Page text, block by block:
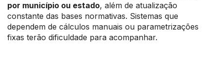
por município ou estado, além de atualização
constante das bases normativas. Sistemas que
dependem de cálculos manuais ou parametrizações
fixas terão dificuldade para acompanhar.